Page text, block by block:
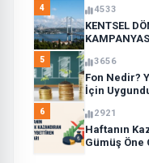
4 4533
KENTSEL
5 3656
Fon Nedir?
İçin
6 2921
Haftanın
Gümüş Öne